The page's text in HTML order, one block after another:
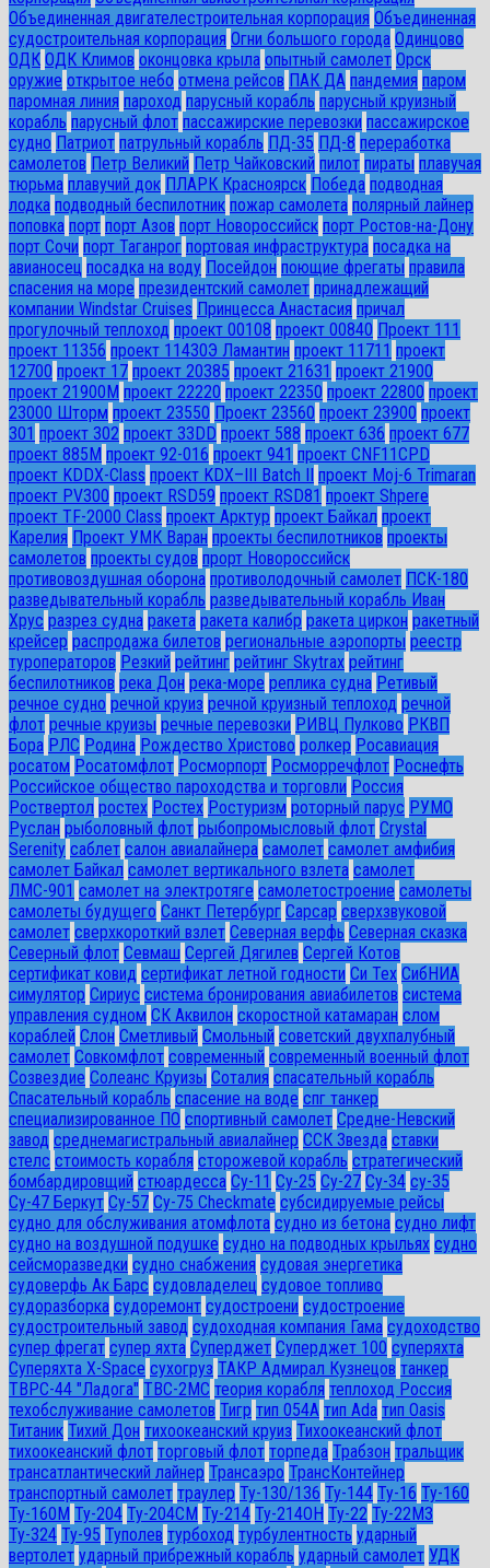
Объединенная двигателестроительная корпорация Объединенная
судостроительная корпорация Огни большого города Одинцово
ОДК ОДК Климов оконцовка крыла опытный самолет Орск
оружие открытое небо отмена рейсов ПАК ДА пандемия паром
паромная линия пароход парусный корабль парусный круизный
корабль парусный флот пассажирские перевозки пассажирское
судно Патриот патрульный корабль ПД-35 ПД-8 переработка
самолетов Петр Великий Петр Чайковский пилот пираты плавучая
тюрьма плавучий док ПЛАРК Красноярск Победа подводная
лодка подводный беспилотник пожар самолета полярный лайнер
поповка порт порт Азов порт Новороссийск порт Ростов-на-Дону
порт Сочи порт Таганрог портовая инфраструктура посадка на
авианосец посадка на воду Посейдон поющие фрегаты правила
спасения на море президентский самолет принадлежащий
компании Windstar Cruises Принцесса Анастасия причал
прогулочный теплоход проект 00108 проект 00840 Проект 111
проект 11356 проект 11430Э Ламантин проект 11711 проект
12700 проект 17 проект 20385 проект 21631 проект 21900
проект 21900М проект 22220 проект 22350 проект 22800 проект
23000 Шторм проект 23550 Проект 23560 проект 23900 проект
301 проект 302 проект 33DD проект 588 проект 636 проект 677
проект 885М проект 92-016 проект 941 проект CNF11CPD
проект KDDX-Class проект KDX–III Batch II
проект Moj-6 Trimaran
проект PV300 проект RSD59 проект RSD81 проект Shpere
проект TF-2000 Class проект Арктур проект Байкал проект
Карелия Проект УМК Варан проекты беспилотников проекты
самолетов проекты судов прорт Новороссийск
противовоздушная оборона противолодочный самолет ПСК-180
разведывательный корабль разведывательный корабль Иван
Хрус разрез судна ракета ракета калибр ракета циркон ракетный
крейсер распродажа билетов региональные аэропорты реестр
туроператоров Резкий рейтинг рейтинг Skytrax рейтинг
беспилотников река Дон река-море реплика судна Ретивый
речное судно речной круиз речной круизный теплоход речной
флот речные круизы речные перевозки РИВЦ Пулково РКВП
Бора РЛС Родина Рождество Христово ролкер Росавиация
росатом Росатомфлот Росморпорт Росморречфлот Роснефть
Российское общество пароходства и торговли Россия
Роствертол ростех Ростех Ростуризм роторный парус РУМО
Руслан рыболовный флот рыбопромысловый флот Сrystal
Serenity саблет салон авиалайнера самолет самолет амфибия
самолет Байкал самолет вертикального взлета самолет
ЛМС-901 самолет на электротяге самолетостроение самолеты
самолеты будущего Санкт Петербург Сарсар сверхзвуковой
самолет сверхкороткий взлет Северная верфь Северная сказка
Северный флот Севмаш Сергей Дягилев Сергей Котов
сертификат ковид сертификат летной годности Си Тех СибНИА
симулятор Сириус система бронирования авиабилетов система
управления судном СК Аквилон скоростной катамаран слом
кораблей Слон Сметливый Смольный советский двухпалубный
самолет Совкомфлот современный современный военный флот
Созвездие Солеанс Круизы Соталия спасательный корабль
Спасательный корабль спасение на воде спг танкер
специализированное ПО спортивный самолет Средне-Невский
завод среднемагистральный авиалайнер ССК Звезда ставки
стелс стоимость корабля сторожевой корабль стратегический
бомбардировщий стюардесса Су-11 Су-25 Су-27 Су-34 су-35
Су-47 Беркут Су-57 Су-75 Checkmate субсидируемые рейсы
судно для обслуживания атомфлота судно из бетона судно лифт
судно на воздушной подушке судно на подводных крыльях судно
сейсморазведки судно снабжения судовая энергетика
судоверфь Ак Барс судовладелец судовое топливо
судоразборка судоремонт судостроени судостроение
судостроительный завод судоходная компания Гама судоходство
супер фрегат супер яхта Суперджет Суперджет 100 суперяхта
Суперяхта X-Space сухогруз ТАКР Адмирал Кузнецов танкер
ТВРС-44 "Ладога" ТВС-2МС теория корабля теплоход Россия
техобслуживание самолетов Тигр тип 054А тип Ada тип Oasis
Титаник Тихий Дон тихоокеанский круиз Тихоокеанский флот
тихоокеанский флот торговый флот торпеда Трабзон тральщик
трансатлантический лайнер Трансаэро ТрансКонтейнер
транспортный самолет траулер Ту-130/136 Ту-144 Ту-16 Ту-160
Ту-160М Ту-204 Ту-204СМ Ту-214 Ту-214ОН Ту-22 Ту-22М3
Ту-324 Ту-95 Туполев турбоход турбулентность ударный
вертолет ударный прибрежный корабль ударный самолет УДК